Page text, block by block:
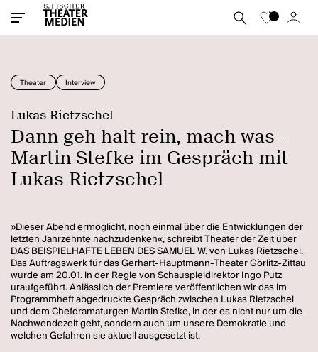
Theater Interview
Lukas Rietzschel
Dann geh halt rein, mach was –
Martin Stefke im Gespräch mit
Lukas Rietzschel
»Dieser Abend ermöglicht, noch einmal über die Entwicklungen der
letzten Jahrzehnte nachzudenken«, schreibt Theater der Zeit über
DAS BEISPIELHAFTE LEBEN DES SAMUEL W. von Lukas Rietzschel.
Das Auftragswerk für das Gerhart-Hauptmann-Theater Görlitz-Zittau
wurde am 20.01. in der Regie von Schauspieldirektor Ingo Putz
uraufgeführt. Anlässlich der Premiere veröffentlichen wir das im
Programmheft abgedruckte Gespräch zwischen Lukas Rietzschel
und dem Chefdramaturgen Martin Stefke, in der es nicht nur um die
Nachwendezeit geht, sondern auch um unsere Demokratie und
welchen Gefahren sie aktuell ausgesetzt ist.